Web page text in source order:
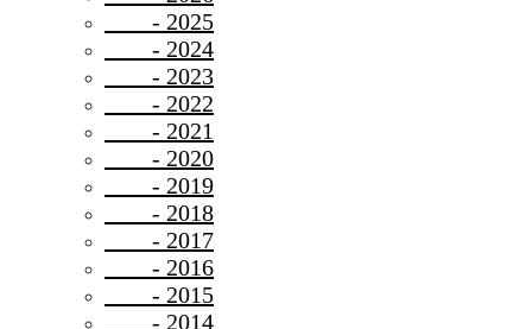
- 2025
- 2024
- 2023
- 2022
- 2021
- 2020
- 2019
- 2018
- 2017
- 2016
- 2015
- 2014